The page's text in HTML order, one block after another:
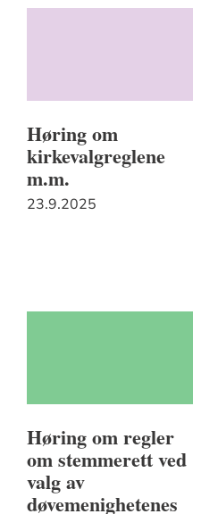
Høring om
kirkevalgreglene
m.m.
23.9.2025
Høring om regler
om stemmerett ved
valg av
døvemenighetenes